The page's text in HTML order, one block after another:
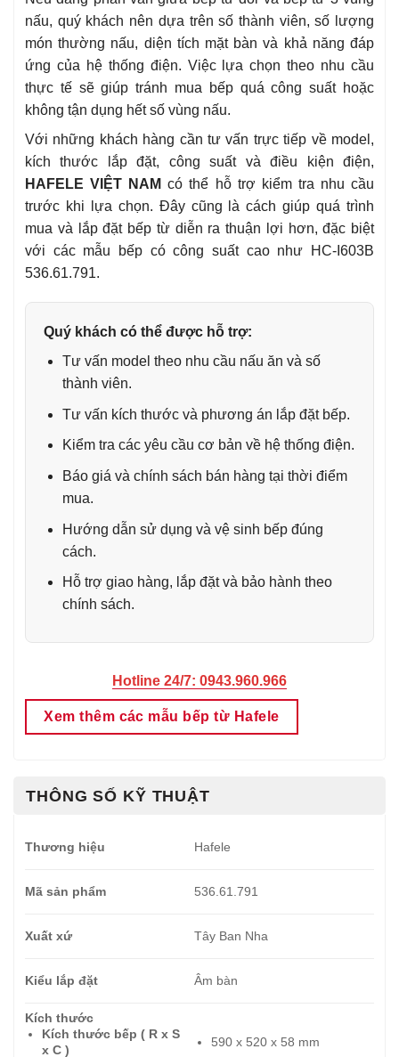
nấu, quý khách nên dựa trên số thành viên, số lượng
món thường nấu, diện tích mặt bàn và khả năng đáp
ứng của hệ thống điện. Việc lựa chọn theo nhu cầu
thực tế sẽ giúp tránh mua bếp quá công suất hoặc
không tận dụng hết số vùng nấu.
Với những khách hàng cần tư vấn trực tiếp về model,
kích thước lắp đặt, công suất và điều kiện điện,
HAFELE VIỆT NAM có thể hỗ trợ kiểm tra nhu cầu
trước khi lựa chọn. Đây cũng là cách giúp quá trình
mua và lắp đặt bếp từ diễn ra thuận lợi hơn, đặc biệt
với các mẫu bếp có công suất cao như HC-I603B
536.61.791.
Quý khách có thể được hỗ trợ:
Tư vấn model theo nhu cầu nấu ăn và số
thành viên.
Tư vấn kích thước và phương án lắp đặt bếp.
Kiểm tra các yêu cầu cơ bản về hệ thống điện.
Báo giá và chính sách bán hàng tại thời điểm
mua.
Hướng dẫn sử dụng và vệ sinh bếp đúng
cách.
Hỗ trợ giao hàng, lắp đặt và bảo hành theo
chính sách.
Hotline 24/7: 0943.960.966
Xem thêm các mẫu bếp từ Hafele
THÔNG SỐ KỸ THUẬT
Thương hiệu Hafele
Mã sản phẩm 536.61.791
Xuất xứ Tây Ban Nha
Kiểu lắp đặt Âm bàn
Kích thước
Kích thước bếp ( R x S
x C )
590 x 520 x 58 mm